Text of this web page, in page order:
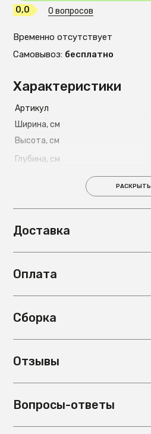
Характеристики
Артикул
Ширина, см
Высота, см
Глубина, см
РАСКРЫТЬ
Доставка
Оплата
Сборка
Отзывы
Вопросы-ответы
0,0 0 вопросов
Временно отсутствует
Самовывоз: бесплатно